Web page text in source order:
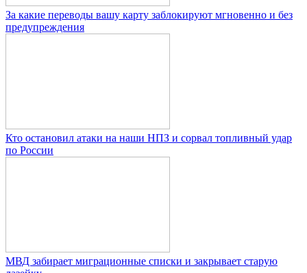
За какие переводы вашу карту заблокируют мгновенно и без
предупреждения
Кто остановил атаки на наши НПЗ и сорвал топливный удар
по России
МВД забирает миграционные списки и закрывает старую